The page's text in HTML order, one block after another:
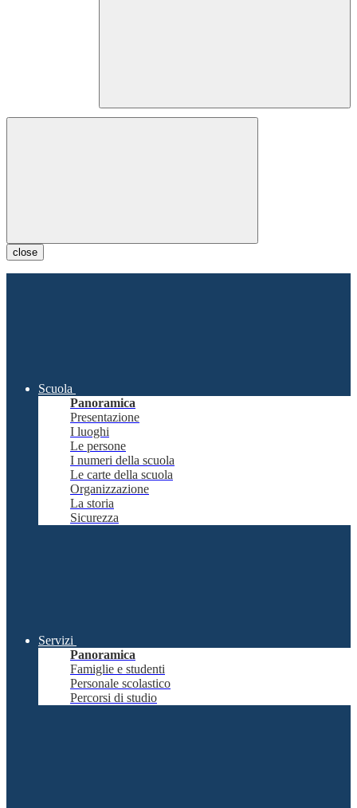
close
Scuola
Panoramica
Presentazione
I luoghi
Le persone
I numeri della scuola
Le carte della scuola
Organizzazione
La storia
Sicurezza
Servizi
Panoramica
Famiglie e studenti
Personale scolastico
Percorsi di studio